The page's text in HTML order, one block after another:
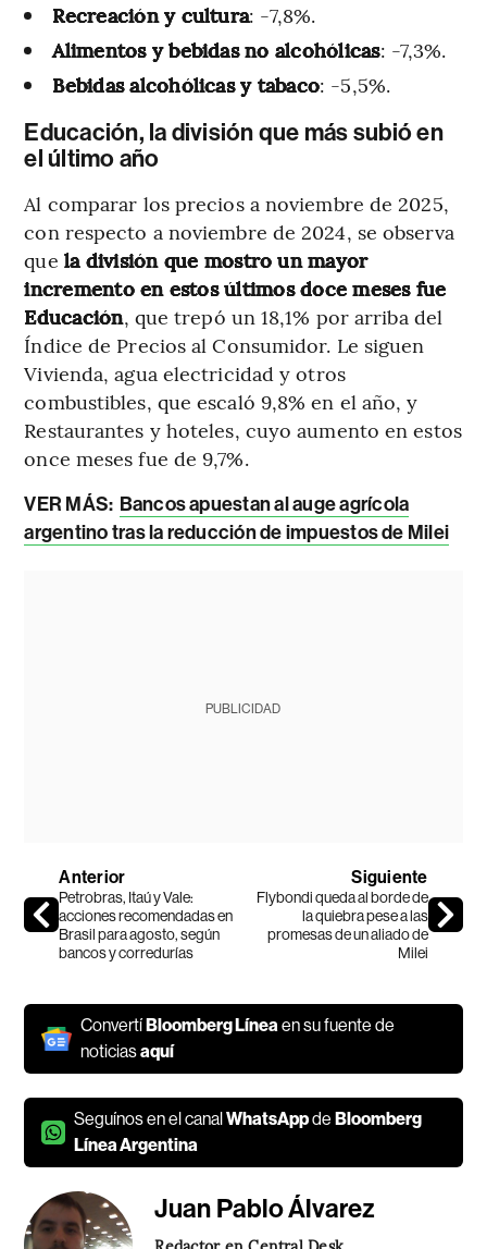
Recreación y cultura: -7,8%.
Alimentos y bebidas no alcohólicas: -7,3%.
Bebidas alcohólicas y tabaco: -5,5%.
Educación, la división que más subió en
el último año
Al comparar los precios a noviembre de 2025,
con respecto a noviembre de 2024, se observa
que la división que mostro un mayor
incremento en estos últimos doce meses fue
Educación, que trepó un 18,1% por arriba del
Índice de Precios al Consumidor. Le siguen
Vivienda, agua electricidad y otros
combustibles, que escaló 9,8% en el año, y
Restaurantes y hoteles, cuyo aumento en estos
once meses fue de 9,7%.
VER MÁS: Bancos apuestan al auge agrícola
argentino tras la reducción de impuestos de Milei
PUBLICIDAD
Anterior
Petrobras, Itaú y Vale:
acciones recomendadas en
Brasil para agosto, según
bancos y corredurías
Siguiente
Flybondi queda al borde de
la quiebra pese a las
promesas de un aliado de
Milei
ConvertíBloomberg Líneaen su fuente de
noticiasaquí
Seguínos en el canalWhatsAppdeBloomberg
Línea Argentina
Juan Pablo Álvarez